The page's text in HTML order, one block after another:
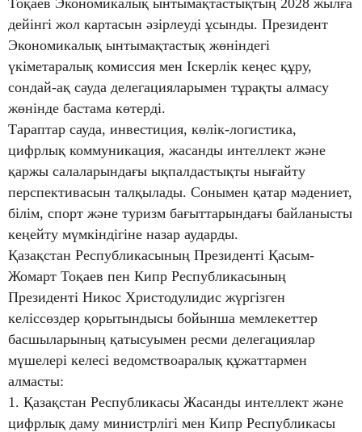
дейінгі жол картасын әзірлеуді ұсынды. Президент
Экономикалық ынтымақтастық жөніндегі
үкіметаралық комиссия мен Іскерлік кеңес құру,
сондай-ақ сауда делегацияларымен тұрақты алмасу
жөнінде бастама көтерді.
Тараптар сауда, инвестиция, көлік-логистика,
цифрлық коммуникация, жасанды интеллект және
қаржы салаларындағы ықпалдастықты нығайту
перспективасын талқылады. Сонымен қатар мәдениет,
білім, спорт және туризм бағыттарындағы байланысты
кеңейту мүмкіндігіне назар аударды.
Қазақстан Республикасының Президенті Қасым-
Жомарт Тоқаев пен Кипр Республикасының
Президенті Никос Христодулидис жүргізген
келіссөздер қорытындысы бойынша мемлекеттер
басшыларының қатысуымен ресми делегациялар
мүшелері келесі ведомствоаралық құжаттармен
алмасты:
1. Қазақстан Республикасы Жасанды интеллект және
цифрлық даму министрлігі мен Кипр Республикасы